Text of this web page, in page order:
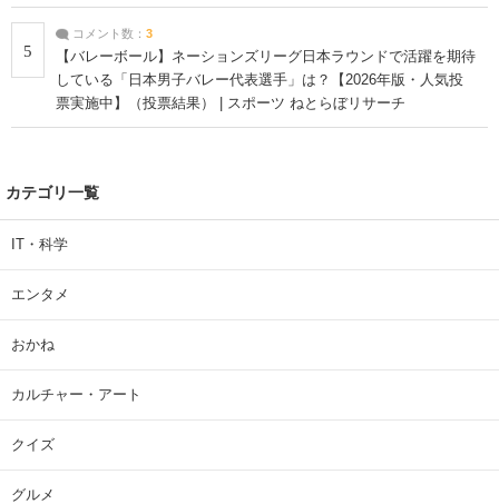
5
コメント数： 3
【バレーボール】ネーションズリーグ日本ラウンドで活躍を期待
している「日本男子バレー代表選手」は？【2026年版・人気投
票実施中】（投票結果） | スポーツ ねとらぼリサーチ
カテゴリ一覧
IT・科学
エンタメ
おかね
カルチャー・アート
クイズ
グルメ